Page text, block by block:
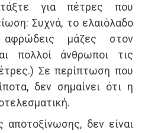
για πέτρες που
Συχνά, το ελαιόλαδο
αφρώδεις μάζες στον
πολλοί άνθρωποι τις
Σε περίπτωση που
δεν σημαίνει ότι η
αποτοξίνωσης, δεν είναι